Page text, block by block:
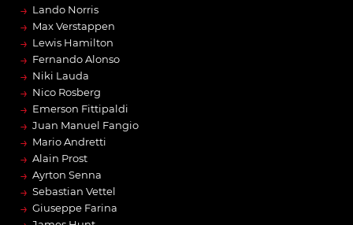
→ Lando Norris
→ Max Verstappen
→ Lewis Hamilton
→ Fernando Alonso
→ Niki Lauda
→ Nico Rosberg
→ Emerson Fittipaldi
→ Juan Manuel Fangio
→ Mario Andretti
→ Alain Prost
→ Ayrton Senna
→ Sebastian Vettel
→ Giuseppe Farina